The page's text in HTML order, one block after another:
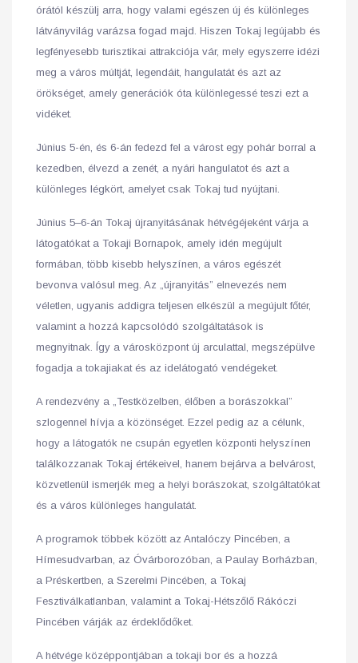
órától készülj arra, hogy valami egészen új és különleges
látványvilág varázsa fogad majd. Hiszen Tokaj legújabb és
legfényesebb turisztikai attrakciója vár, mely egyszerre idézi
meg a város múltját, legendáit, hangulatát és azt az
örökséget, amely generációk óta különlegessé teszi ezt a
vidéket.
Június 5-én, és 6-án fedezd fel a várost egy pohár borral a
kezedben, élvezd a zenét, a nyári hangulatot és azt a
különleges légkört, amelyet csak Tokaj tud nyújtani.
Június 5–6-án Tokaj újranyitásának hétvégéjeként várja a
látogatókat a Tokaji Bornapok, amely idén megújult
formában, több kisebb helyszínen, a város egészét
bevonva valósul meg. Az „újranyitás” elnevezés nem
véletlen, ugyanis addigra teljesen elkészül a megújult főtér,
valamint a hozzá kapcsolódó szolgáltatások is
megnyitnak. Így a városközpont új arculattal, megszépülve
fogadja a tokajiakat és az idelátogató vendégeket.
A rendezvény a „Testközelben, élőben a borászokkal”
szlogennel hívja a közönséget. Ezzel pedig az a célunk,
hogy a látogatók ne csupán egyetlen központi helyszínen
találkozzanak Tokaj értékeivel, hanem bejárva a belvárost,
közvetlenül ismerjék meg a helyi borászokat, szolgáltatókat
és a város különleges hangulatát.
A programok többek között az Antalóczy Pincében, a
Hímesudvarban, az Óvárborozóban, a Paulay Borházban,
a Préskertben, a Szerelmi Pincében, a Tokaj
Fesztiválkatlanban, valamint a Tokaj-Hétszőlő Rákóczi
Pincében várják az érdeklődőket.
A hétvége középpontjában a tokaji bor és a hozzá